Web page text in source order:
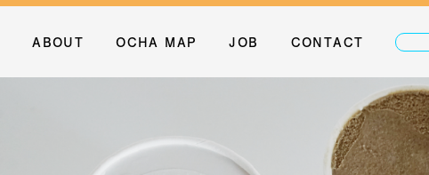
ABOUT OCHA MAP JOB CONTACT